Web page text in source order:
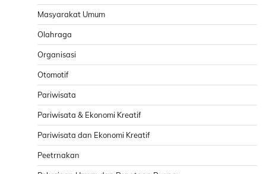
Masyarakat Umum
Olahraga
Organisasi
Otomotif
Pariwisata
Pariwisata & Ekonomi Kreatif
Pariwisata dan Ekonomi Kreatif
Peetrnakan